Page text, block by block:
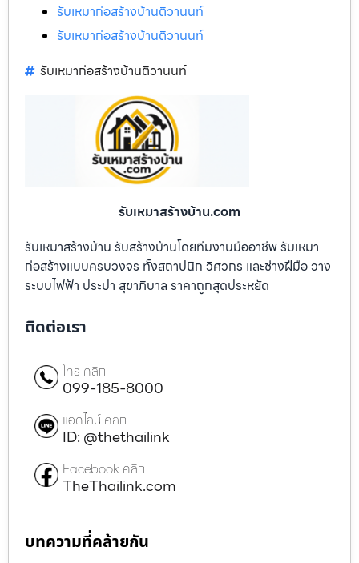
รับเหมาก่อสร้างบ้านติวานนท์
รับเหมาก่อสร้างบ้านติวานนท์
รับเหมาก่อสร้างบ้านติวานนท์
รับเหมาสร้างบ้าน.com
รับเหมาสร้างบ้าน รับสร้างบ้านโดยทีมงานมืออาชีพ รับเหมา
ก่อสร้างแบบครบวงจร ทั้งสถาปนิก วิศวกร และช่างฝีมือ วาง
ระบบไฟฟ้า ประปา สุขาภิบาล ราคาถูกสุดประหยัด
ติดต่อเรา
โทร คลิก
099-185-8000
แอดไลน์ คลิก
ID: @thethailink
Facebook คลิก
TheThailink.com
บทความที่คล้ายกัน